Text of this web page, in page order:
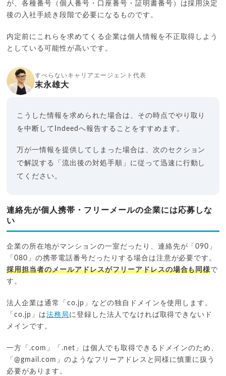
が、各種番号（個人番号・口座番号・証明書番号）は採用決定
後の入社手続き段階で必要になるものです。
内定前にこれらを求めてくる企業は個人情報を不正取得しよう
としている可能性が高いです。
すべらないキャリアエージェント代表
末永雄大
こうした情報を求められた場合は、その時点でやり取り
を中断してIndeedへ報告することをすすめます。
万が一情報を提供してしまった場合は、次のセクション
で解説する「流出後の対処手順」に従って迅速に行動し
てください。
連絡先が個人携帯・フリーメールの企業には応募しな
い
企業の所在地がマンションの一室だったり、連絡先が「090」
「080」の携帯電話番号だったりする場合は注意が必要です。
採用担当者のメールアドレスがフリーアドレスの場合も同様で
す。
法人企業は通常「co.jp」などの独自ドメインを使用します。
「co.jp」は法務局 に登録した法人でなければ取得できないド
メインです。
一方「.com」「.net」は個人でも取得できるドメインのため、
「@gmail.com」のようなフリーアドレスと同様に慎重に扱う
必要があります。